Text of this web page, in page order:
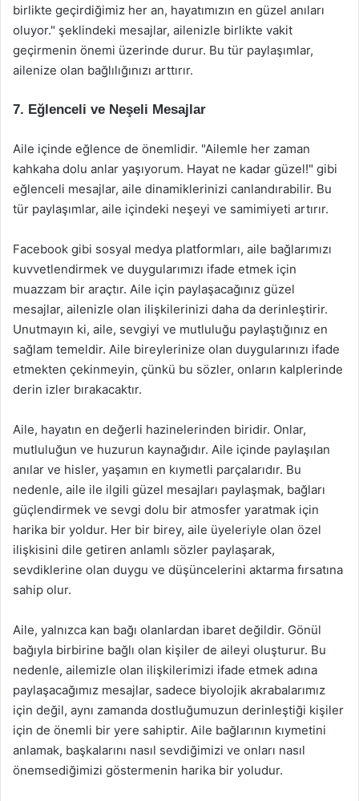
birlikte geçirdiğimiz her an, hayatımızın en güzel anıları
oluyor." şeklindeki mesajlar, ailenizle birlikte vakit
geçirmenin önemi üzerinde durur. Bu tür paylaşımlar,
ailenize olan bağlılığınızı arttırır.
7. Eğlenceli ve Neşeli Mesajlar
Aile içinde eğlence de önemlidir. "Ailemle her zaman
kahkaha dolu anlar yaşıyorum. Hayat ne kadar güzel!" gibi
eğlenceli mesajlar, aile dinamiklerinizi canlandırabilir. Bu
tür paylaşımlar, aile içindeki neşeyi ve samimiyeti artırır.
Facebook gibi sosyal medya platformları, aile bağlarımızı
kuvvetlendirmek ve duygularımızı ifade etmek için
muazzam bir araçtır. Aile için paylaşacağınız güzel
mesajlar, ailenizle olan ilişkilerinizi daha da derinleştirir.
Unutmayın ki, aile, sevgiyi ve mutluluğu paylaştığınız en
sağlam temeldir. Aile bireylerinize olan duygularınızı ifade
etmekten çekinmeyin, çünkü bu sözler, onların kalplerinde
derin izler bırakacaktır.
Aile, hayatın en değerli hazinelerinden biridir. Onlar,
mutluluğun ve huzurun kaynağıdır. Aile içinde paylaşılan
anılar ve hisler, yaşamın en kıymetli parçalarıdır. Bu
nedenle, aile ile ilgili güzel mesajları paylaşmak, bağları
güçlendirmek ve sevgi dolu bir atmosfer yaratmak için
harika bir yoldur. Her bir birey, aile üyeleriyle olan özel
ilişkisini dile getiren anlamlı sözler paylaşarak,
sevdiklerine olan duygu ve düşüncelerini aktarma fırsatına
sahip olur.
Aile, yalnızca kan bağı olanlardan ibaret değildir. Gönül
bağıyla birbirine bağlı olan kişiler de aileyi oluşturur. Bu
nedenle, ailemizle olan ilişkilerimizi ifade etmek adına
paylaşacağımız mesajlar, sadece biyolojik akrabalarımız
için değil, aynı zamanda dostluğumuzun derinleştiği kişiler
için de önemli bir yere sahiptir. Aile bağlarının kıymetini
anlamak, başkalarını nasıl sevdiğimizi ve onları nasıl
önemsediğimizi göstermenin harika bir yoludur.